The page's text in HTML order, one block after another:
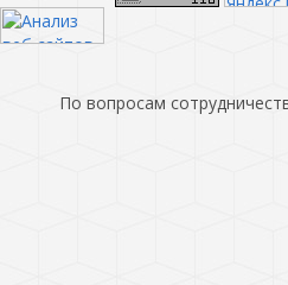
По вопросам